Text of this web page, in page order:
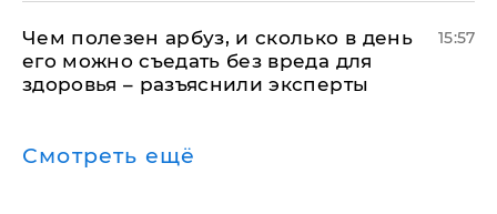
Чем полезен арбуз, и сколько в день
его можно съедать без вреда для
здоровья – разъяснили эксперты
15:57
Смотреть ещё